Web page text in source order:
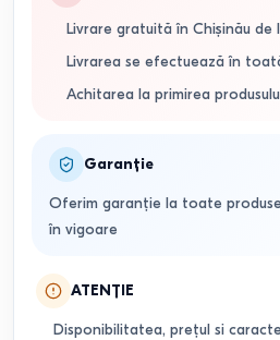
Livrare gratuită în Chișinău de
Livrarea se efectuează în
Achitarea la primirea
Garanție
Oferim garanție la toate
în vigoare
ATENȚIE
Disponibilitatea, prețul si